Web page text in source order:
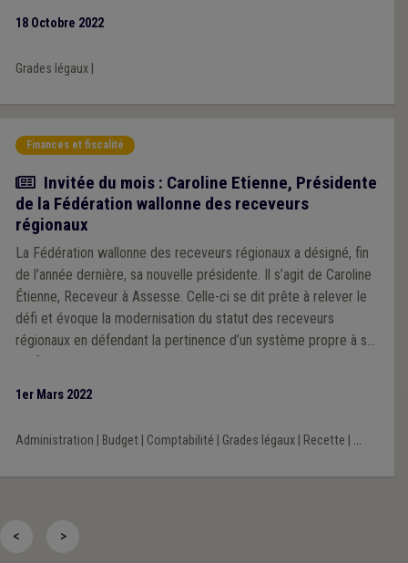
18 Octobre 2022
Grades légaux|
Finances et fiscalité
Article
Invitée du mois : Caroline Etienne, Présidente
de la Fédération wallonne des receveurs
régionaux
La Fédération wallonne des receveurs régionaux a désigné, fin
de l’année dernière, sa nouvelle présidente. Il s’agit de Caroline
Étienne, Receveur à Assesse. Celle-ci se dit prête à relever le
défi et évoque la modernisation du statut des receveurs
régionaux en défendant la pertinence d’un système propre à sa
1er Mars 2022
Administration Budget| Comptabilité Grades légaux| Recette ...
< >